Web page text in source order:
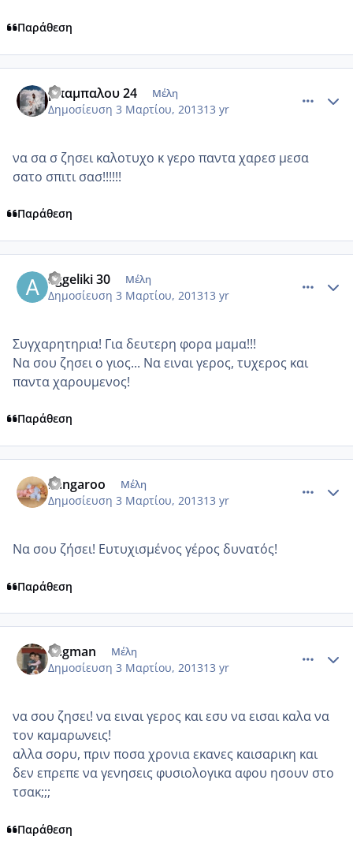
Παράθεση
μπαμπαλου 24 Μέλη
Δημοσίευση 3 Μαρτίου, 201313 yr
να σα σ ζησει καλοτυχο κ γερο παντα χαρεσ μεσα
σατο σπιτι σασ!!!!!!
Παράθεση
aggeliki 30 Μέλη
Δημοσίευση 3 Μαρτίου, 201313 yr
Συγχαρητηρια! Για δευτερη φορα μαμα!!!
Να σου ζησει ο γιος... Να ειναι γερος, τυχερος και
παντα χαρουμενος!
Παράθεση
kangaroo Μέλη
Δημοσίευση 3 Μαρτίου, 201313 yr
Να σου ζήσει! Ευτυχισμένος γέρος δυνατός!
Παράθεση
vagman Μέλη
Δημοσίευση 3 Μαρτίου, 201313 yr
να σου ζησει! να ειναι γερος και εσυ να εισαι καλα να
τον καμαρωνεις!
αλλα σορυ, πριν ποσα χρονια εκανες καισαρικη και
δεν επρεπε να γενησεις φυσιολογικα αφου ησουν στο
τσακ;;;
Παράθεση